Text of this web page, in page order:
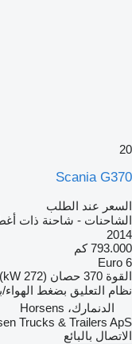
20
Scania G370
السعر عند الطلب
الشاحنات - شاحنة ذات
2014
793.000 كم
Euro 6
القوة 370 حصان (272 kW)
نظام التعليق بضغط
الدنمارك، Horsens
Trucks & Trailers ApS
الاتصال بالبائع